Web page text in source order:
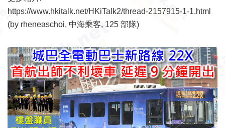
https://www.hkitalk.net/HKiTalk2/thread-2157915-1-1.html
(by rheneaschoi, 中海乘客, 125 部隊)